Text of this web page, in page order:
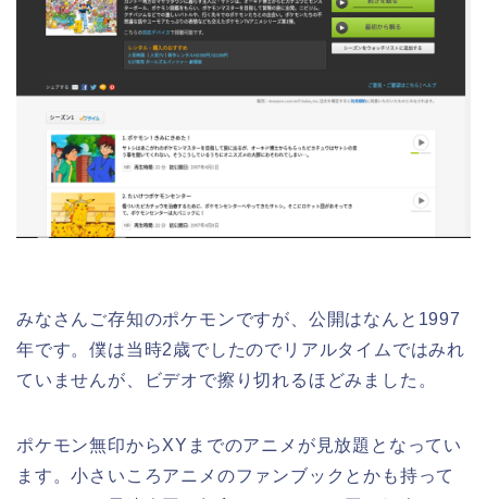
みなさんご存知のポケモンですが、公開はなんと1997
年です。僕は当時2歳でしたのでリアルタイムではみれ
ていませんが、ビデオで擦り切れるほどみました。
ポケモン無印からXYまでのアニメが見放題となってい
ます。小さいころアニメのファンブックとかも持って